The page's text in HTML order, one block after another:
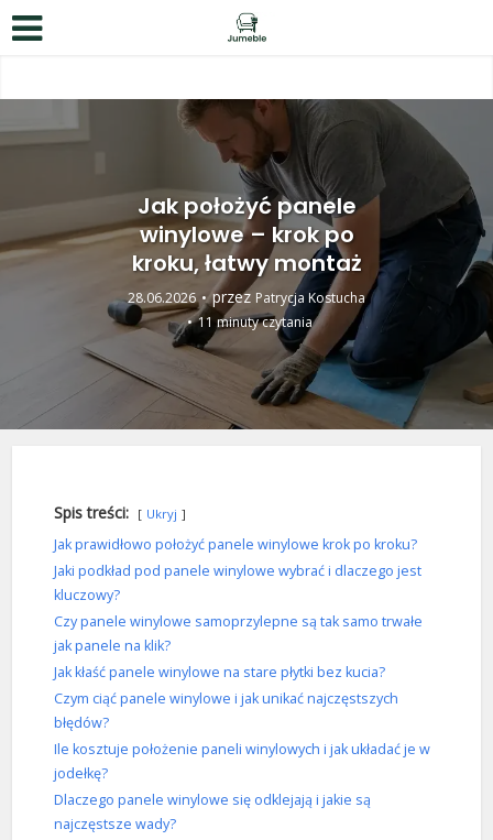
Jak położyć panele
winylowe – krok po
kroku, łatwy montaż
28.06.2026 przez Patrycja Kostucha
11 minuty czytania
Spis treści: Ukryj
Jak prawidłowo położyć panele winylowe krok po kroku?
Jaki podkład pod panele winylowe wybrać i dlaczego jest
kluczowy?
Czy panele winylowe samoprzylepne są tak samo trwałe
jak panele na klik?
Jak kłaść panele winylowe na stare płytki bez kucia?
Czym ciąć panele winylowe i jak unikać najczęstszych
błędów?
Ile kosztuje położenie paneli winylowych i jak układać je w
jodełkę?
Dlaczego panele winylowe się odklejają i jakie są
najczęstsze wady?